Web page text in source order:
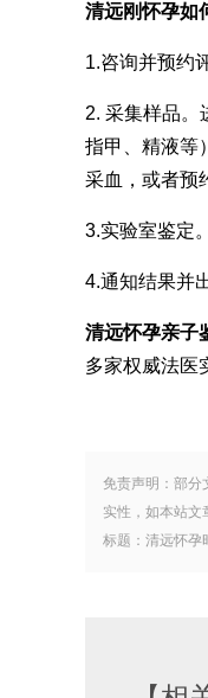
清远刚怀孕如
1.咨询并预约
2. 采集样品。
指甲、精液等
采血，或者预
3.实验室鉴定
4.通知结果并
清远怀孕亲子
多家权威法医
免责声明：部分
实性，如本站文
标题：清远怀